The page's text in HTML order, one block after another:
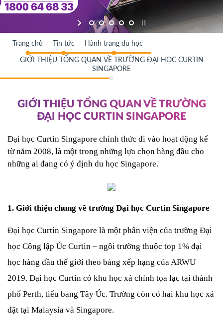
Trang chủ Tin tức Hành trang du học
GIỚI THIỆU TỔNG QUAN VỀ TRƯỜNG ĐẠI HỌC CURTIN
SINGAPORE
GIỚI THIỆU TỔNG QUAN VỀ TRƯỜNG
ĐẠI HỌC CURTIN SINGAPORE
Đại học Curtin Singapore chính thức đi vào hoạt động kể
từ năm 2008, là một trong những lựa chọn hàng đầu cho
những ai đang có ý định du học Singapore.
1. Giới thiệu chung về trường Đại học Curtin Singapore
Đại học Curtin Singapore là một phân viện của trường Đại
học Công lập Úc Curtin – ngôi trường thuộc top 1% đại
học hàng đầu thế giới theo bảng xếp hạng của ARWU
2019. Đại học Curtin có khu học xá chính tọa lạc tại thành
phố Perth, tiểu bang Tây Úc. Trường còn có hai khu học xá
đặt tại Malaysia và Singapore.